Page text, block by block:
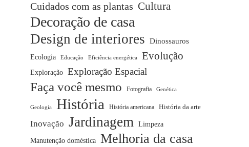
Cuidados com as plantas Cultura
Decoração de casa
Design de interiores Dinossauros
Ecologia Educação Eficiência energética Evolução
Exploração Exploração Espacial
Faça você mesmo Fotografia Genética
Geologia História História americana História da arte
Inovação Jardinagem Limpeza
Manutenção doméstica Melhoria da casa